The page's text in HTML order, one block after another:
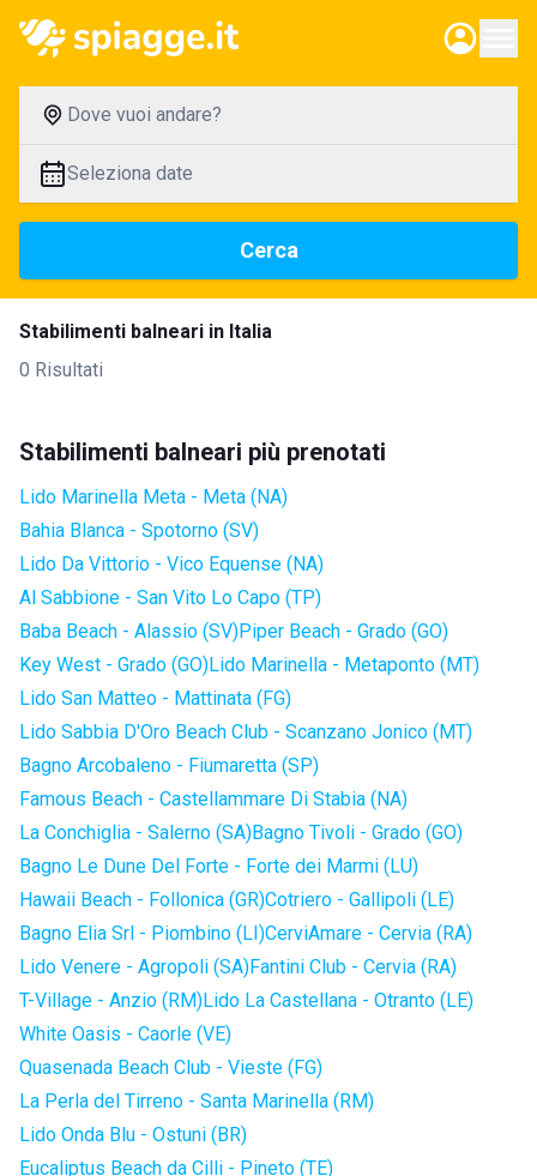
Dove vuoi andare?
Seleziona date
Cerca
Stabilimenti balneari in Italia
0 Risultati
Stabilimenti balneari più prenotati
Lido Marinella Meta - Meta (NA)
Bahia Blanca - Spotorno (SV)
Lido Da Vittorio - Vico Equense (NA)
Al Sabbione - San Vito Lo Capo (TP)
Baba Beach - Alassio (SV)Piper Beach - Grado (GO)
Key West - Grado (GO)Lido Marinella - Metaponto (MT)
Lido San Matteo - Mattinata (FG)
Lido Sabbia D'Oro Beach Club - Scanzano Jonico (MT)
Bagno Arcobaleno - Fiumaretta (SP)
Famous Beach - Castellammare Di Stabia (NA)
La Conchiglia - Salerno (SA)Bagno Tivoli - Grado (GO)
Bagno Le Dune Del Forte - Forte dei Marmi (LU)
Hawaii Beach - Follonica (GR)Cotriero - Gallipoli (LE)
Bagno Elia Srl - Piombino (LI)CerviAmare - Cervia (RA)
Lido Venere - Agropoli (SA)Fantini Club - Cervia (RA)
T-Village - Anzio (RM)Lido La Castellana - Otranto (LE)
White Oasis - Caorle (VE)
Quasenada Beach Club - Vieste (FG)
La Perla del Tirreno - Santa Marinella (RM)
Lido Onda Blu - Ostuni (BR)
Eucaliptus Beach da Cilli - Pineto (TE)